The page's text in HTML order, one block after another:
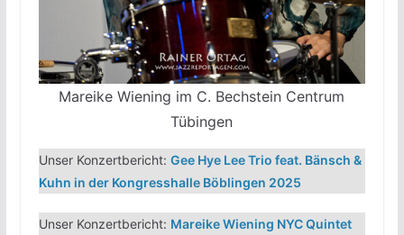
Mareike Wiening im C. Bechstein Centrum
Tübingen
Unser Konzertbericht: Gee Hye Lee Trio feat. Bänsch &
Kuhn in der Kongresshalle Böblingen 2025
Unser Konzertbericht: Mareike Wiening NYC Quintet